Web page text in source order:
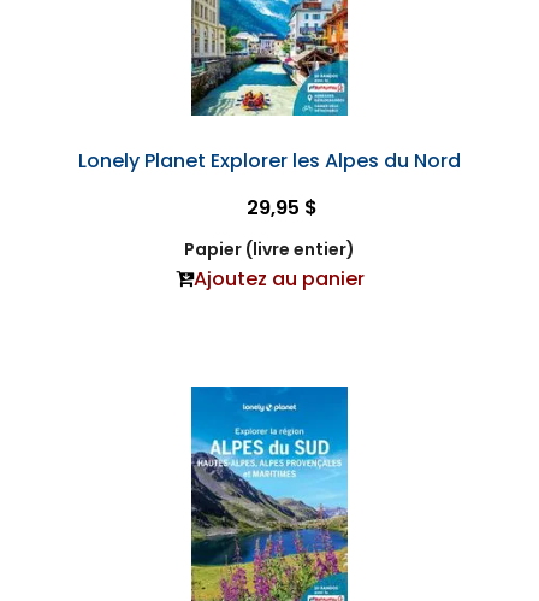
Lonely Planet Explorer les Alpes du Nord
29,95 $
Papier (livre entier)
Ajoutez au panier